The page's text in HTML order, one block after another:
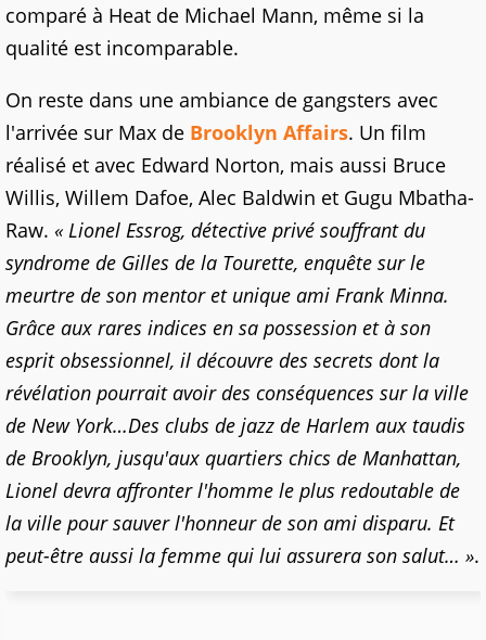
comparé à Heat de Michael Mann, même si la
qualité est incomparable.
On reste dans une ambiance de gangsters avec
l'arrivée sur Max de Brooklyn Affairs. Un film
réalisé et avec Edward Norton, mais aussi Bruce
Willis, Willem Dafoe, Alec Baldwin et Gugu Mbatha-
Raw. « Lionel Essrog, détective privé souffrant du
syndrome de Gilles de la Tourette, enquête sur le
meurtre de son mentor et unique ami Frank Minna.
Grâce aux rares indices en sa possession et à son
esprit obsessionnel, il découvre des secrets dont la
révélation pourrait avoir des conséquences sur la ville
de New York…Des clubs de jazz de Harlem aux taudis
de Brooklyn, jusqu'aux quartiers chics de Manhattan,
Lionel devra affronter l'homme le plus redoutable de
la ville pour sauver l'honneur de son ami disparu. Et
peut-être aussi la femme qui lui assurera son salut… ».